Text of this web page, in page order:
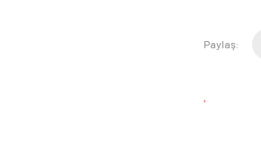
Paylaş: